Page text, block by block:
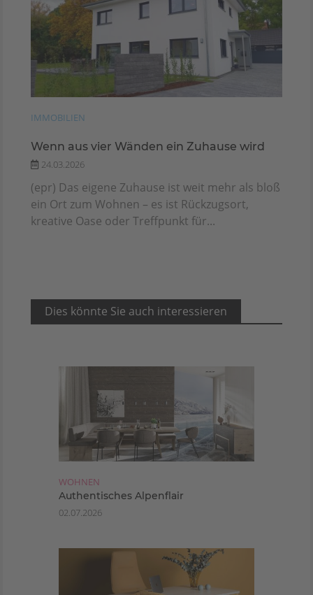
IMMOBILIEN
Wenn aus vier Wänden ein Zuhause wird
24.03.2026
(epr) Das eigene Zuhause ist weit mehr als bloß
ein Ort zum Wohnen – es ist Rückzugsort,
kreative Oase oder Treffpunkt für...
Dies könnte Sie auch interessieren
WOHNEN
Authentisches Alpenflair
02.07.2026